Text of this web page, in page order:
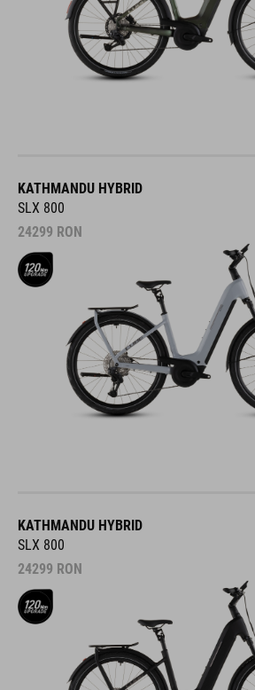
KATHMANDU HYBRID
SLX 800
24299 RON
KATHMANDU HYBRID
SLX 800
24299 RON